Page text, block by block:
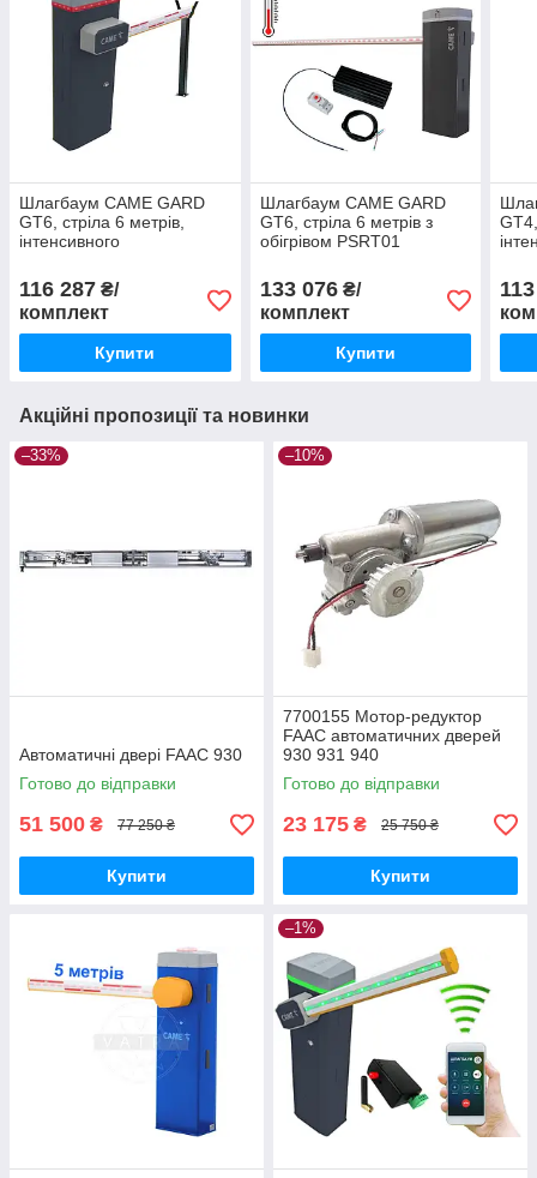
Шлагбаум CAME GARD
GT6, стріла 6 метрів,
інтенсивного
116 287 ₴/
комплект
Купити
Шлагбаум CAME GARD
GT6, стріла 6 метрів з
обігрівом PSRT01
133 076₴/
комплект
Купити
з
Акційні пропозиції та новинки
–33%
Автоматичні двері FAAC 930
Готово до відправки
51 500 ₴ 77 250 ₴
Купити
–10%
7700155 Мотор-редуктор
FAAC автоматичних дверей
930 931 940
Готово до відправки
23 175 ₴ 25 750 ₴
Купити
–1%